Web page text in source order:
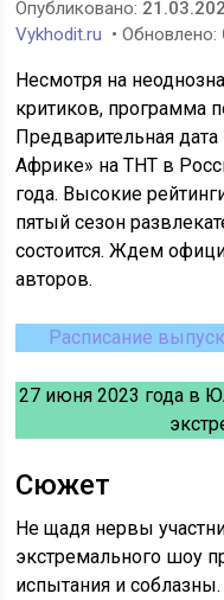
Опубликовано:
Vykhodit.ru • Обновлено:
Несмотря на
критиков, программа
Предварительная
Африке» на ТНТ в
года. Высокие
пятый сезон
состоится. Ждем
авторов.
Расписание
27 июня 2023 года в
Сюжет
Не щадя нервы
экстремального шоу
испытания и